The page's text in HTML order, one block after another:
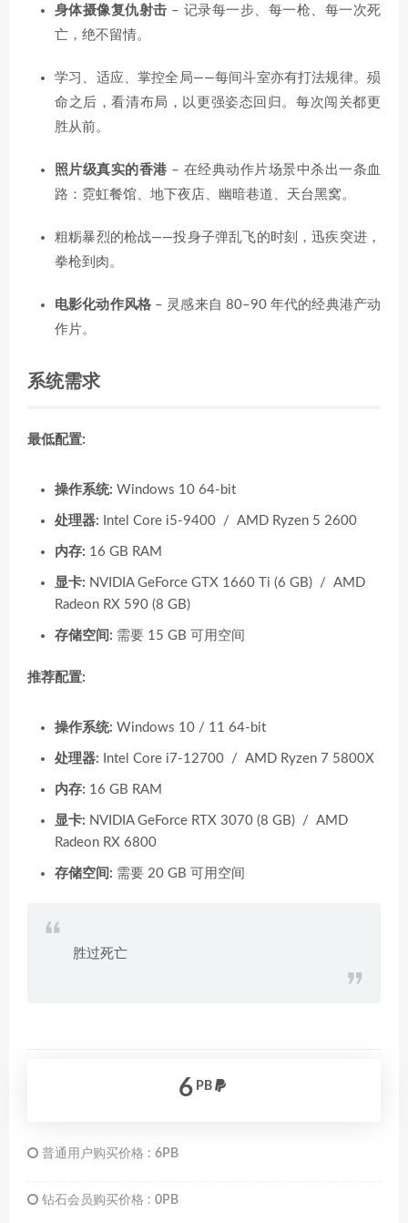
身体摄像复仇射击 – 记录每一步、每一枪、每一次死
亡，绝不留情。
学习、适应、掌控全局——每间斗室亦有打法规律。殒
命之后，看清布局，以更强姿态回归。每次闯关都更
胜从前。
照片级真实的香港 – 在经典动作片场景中杀出一条血
路：霓虹餐馆、地下夜店、幽暗巷道、天台黑窝。
粗粝暴烈的枪战——投身子弹乱飞的时刻，迅疾突进，
拳枪到肉。
电影化动作风格– 灵感来自 80–90 年代的经典港产动
作片。
系统需求
最低配置:
操作系统: Windows 10 64-bit
处理器: Intel Core i5-9400 / AMD Ryzen 5 2600
内存: 16 GB RAM
显卡: NVIDIA GeForce GTX 1660 Ti (6 GB) / AMD
Radeon RX 590 (8 GB)
存储空间: 需要 15 GB 可用空间
推荐配置:
操作系统: Windows 10 / 11 64-bit
处理器: Intel Core i7-12700 / AMD Ryzen 7 5800X
内存: 16 GB RAM
显卡: NVIDIA GeForce RTX 3070 (8 GB) / AMD
Radeon RX 6800
存储空间: 需要 20 GB 可用空间
胜过死亡
6 PB
普通用户购买价格 : 6PB
钻石会员购买价格 : 0PB